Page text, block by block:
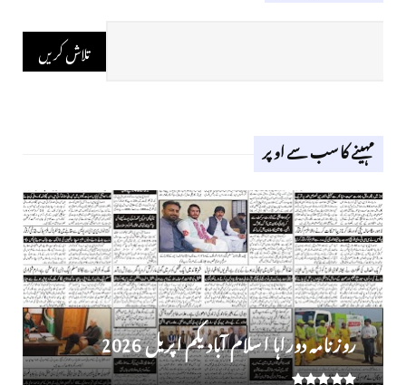
مہینے کا سب سے اوپر
روز نامہ دوراہا اسلام آباد یکم اپریل 2026